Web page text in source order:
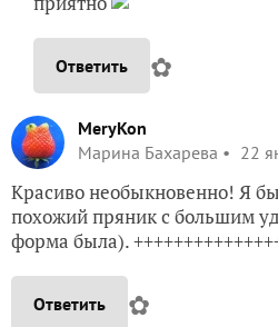
Ответить ✿
MeryKon
Марина Бахарева
22
Красиво необыкновенно! Я
похожий пряник с большим
форма была).
Ответить ✿